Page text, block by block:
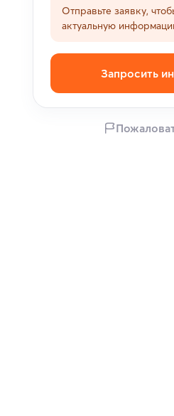
Отправьте заявку,
актуальную
Запросить